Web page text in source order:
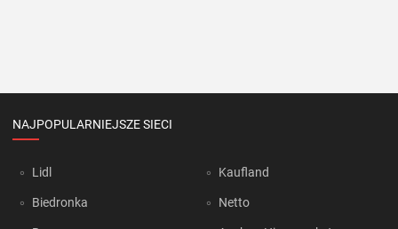
NAJPOPULARNIEJSZE SIECI
Lidl
Biedronka
Kaufland
Netto